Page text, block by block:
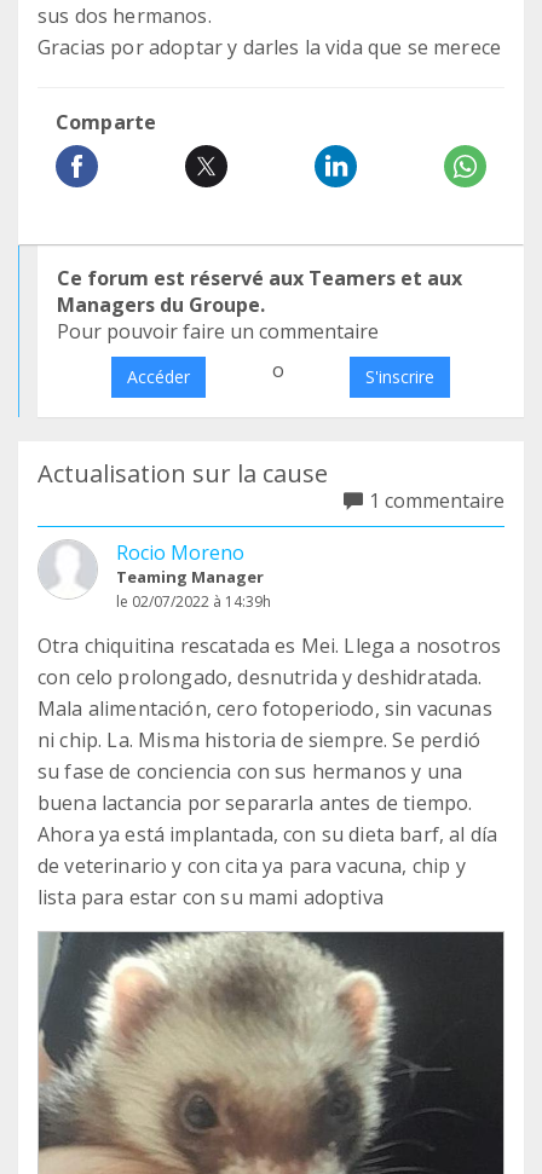
sus dos hermanos.
Gracias por adoptar y darles la vida que se merece
Comparte
Ce forum est réservé aux Teamers et aux
Managers du Groupe.
Pour pouvoir faire un commentaire
Accéder o S'inscrire
Actualisation sur la cause
1 commentaire
Rocio Moreno
Teaming Manager
le 02/07/2022 à 14:39h
Otra chiquitina rescatada es Mei. Llega a nosotros
con celo prolongado, desnutrida y deshidratada.
Mala alimentación, cero fotoperiodo, sin vacunas
ni chip. La. Misma historia de siempre. Se perdió
su fase de conciencia con sus hermanos y una
buena lactancia por separarla antes de tiempo.
Ahora ya está implantada, con su dieta barf, al día
de veterinario y con cita ya para vacuna, chip y
lista para estar con su mami adoptiva